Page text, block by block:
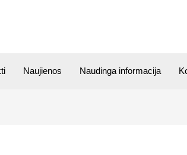
Naujienos Naudinga informacija